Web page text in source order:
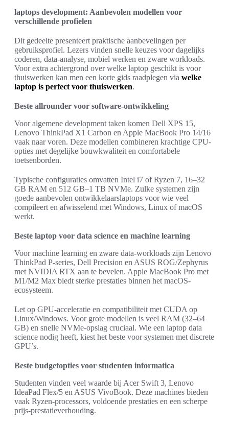
laptops development: Aanbevolen modellen voor
verschillende profielen
Dit gedeelte presenteert praktische aanbevelingen per
gebruiksprofiel. Lezers vinden snelle keuzes voor dagelijks
coderen, data-analyse, mobiel werken en zware workloads.
Voor extra achtergrond over welke laptop geschikt is voor
thuiswerken kan men een korte gids raadplegen via welke
laptop is perfect voor thuiswerken.
Beste allrounder voor software-ontwikkeling
Voor algemene development taken komen Dell XPS 15,
Lenovo ThinkPad X1 Carbon en Apple MacBook Pro 14/16
vaak naar voren. Deze modellen combineren krachtige CPU-
opties met degelijke bouwkwaliteit en comfortabele
toetsenborden.
Typische configuraties omvatten Intel i7 of Ryzen 7, 16–32
GB RAM en 512 GB–1 TB NVMe. Zulke systemen zijn
goede aanbevolen ontwikkelaarslaptops voor wie veel
compileert en afwisselend met Windows, Linux of macOS
werkt.
Beste laptop voor data science en machine learning
Voor machine learning en zware data-workloads zijn Lenovo
ThinkPad P-series, Dell Precision en ASUS ROG/Zephyrus
met NVIDIA RTX aan te bevelen. Apple MacBook Pro met
M1/M2 Max biedt sterke prestaties binnen het macOS-
ecosysteem.
Let op GPU-acceleratie en compatibiliteit met CUDA op
Linux/Windows. Voor grote modellen is veel RAM (32–64
GB) en snelle NVMe-opslag cruciaal. Wie een laptop data
science nodig heeft, kiest het beste voor systemen met discrete
GPU’s.
Beste budgetopties voor studenten informatica
Studenten vinden veel waarde bij Acer Swift 3, Lenovo
IdeaPad Flex/5 en ASUS VivoBook. Deze machines bieden
vaak Ryzen-processors, voldoende prestaties en een scherpe
prijs-prestatieverhouding.